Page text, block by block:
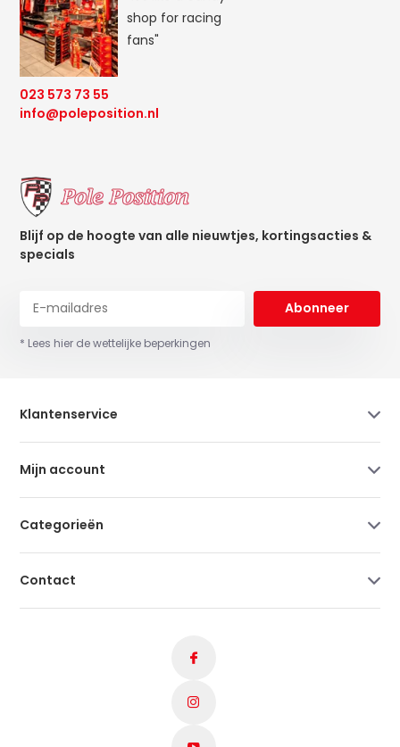
shop for racing
fans"
023 573 73 55
info@poleposition.nl
Blijf op de hoogte van alle nieuwtjes, kortingsacties &
specials
Abonneer
* Lees hier de wettelijke beperkingen
Klantenservice
Mijn account
Categorieën
Contact